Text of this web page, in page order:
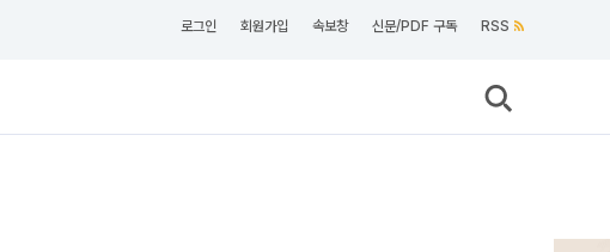
로그인 회원가입 속보창 신문/PDF 구독 RSS